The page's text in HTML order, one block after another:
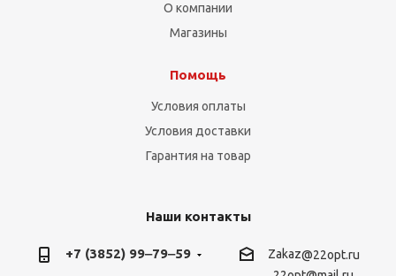
О компании
Магазины
Помощь
Условия оплаты
Условия доставки
Гарантия на товар
Наши контакты
+7 (3852) 99‒79‒59 Zakaz@22opt.ru